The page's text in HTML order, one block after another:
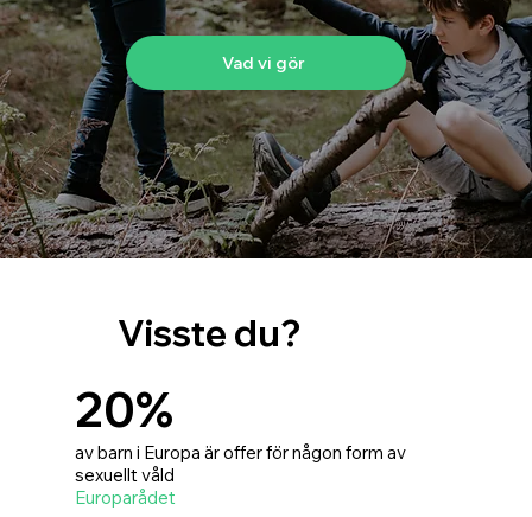
Vad vi gör
Visste du?
20%
av barn i Europa är offer för någon form av
sexuellt våld
Europarådet